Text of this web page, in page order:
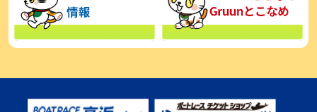
【とこなめボート 日野未来コラム とこなめミライ予想図】トコタン
お誕生日おめでとう！
2026年08月02日
んでもらったし、恩返しをしたいです」～とこなめルーキーＳ